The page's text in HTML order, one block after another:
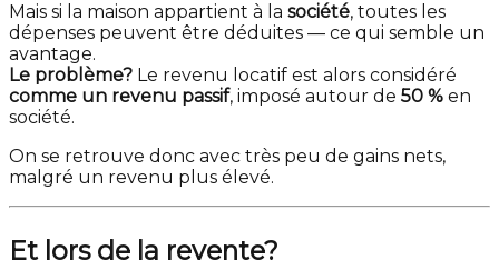
Mais si la maison appartient à la société, toutes les
dépenses peuvent être déduites — ce qui semble un
avantage.
Le problème? Le revenu locatif est alors considéré
comme un revenu passif, imposé autour de 50 % en
société.
On se retrouve donc avec très peu de gains nets,
malgré un revenu plus élevé.
Et lors de la revente?